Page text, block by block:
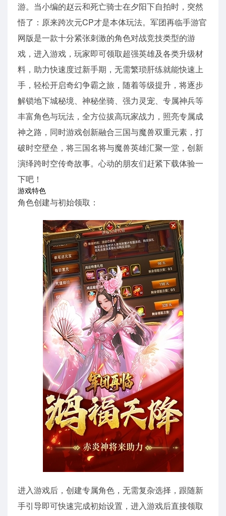
游。当小编的赵云和死亡骑士在夕阳下自拍时，突然
悟了：原来跨次元CP才是本体玩法。军团再临手游官
网版是一款十分紧张刺激的角色对战竞技类型的游
戏，进入游戏，玩家即可领取超强英雄及各类升级材
料，助力快速度过新手期，无需繁琐肝练就能快速上
手，轻松开启奇幻争霸之旅，随着等级提升，将逐步
解锁地下城秘境、神秘坐骑、强力灵宠、专属神兵等
丰富角色与玩法，全方位拔高玩家战力，照亮专属成
神之路，同时游戏创新融合三国与魔兽双重元素，打
破时空壁垒，将三国名将与魔兽英雄汇聚一堂，创新
演绎跨时空传奇故事。心动的朋友们赶紧下载体验一
下吧！
游戏特色
角色创建与初始领取：
进入游戏后，创建专属角色，无需复杂选择，跟随新
手引导即可快速完成初始设置，进入游戏后直接领取